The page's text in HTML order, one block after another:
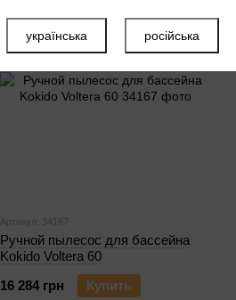
Артикул: 34167
Ручной пылесос для бассейна
Kokido Voltera 60
16 284 грн
Купить
українська російська